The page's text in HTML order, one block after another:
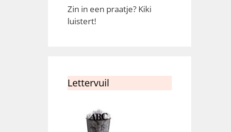
Zin in een praatje? Kiki
luistert!
Lettervuil